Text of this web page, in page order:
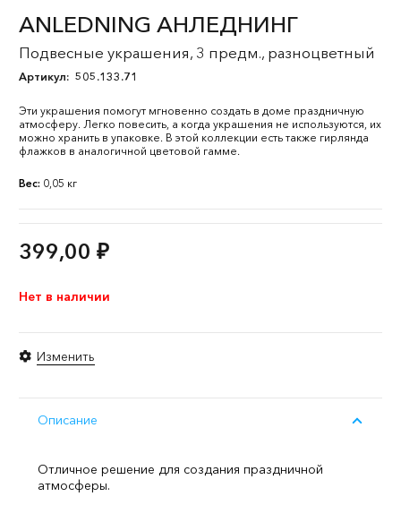
ANLEDNING АНЛЕДНИНГ
Подвесные украшения, 3 предм., разноцветный
Артикул: 505.133.71
Эти украшения помогут мгновенно создать в доме праздничную
атмосферу. Легко повесить, а когда украшения не используются, их
можно хранить в упаковке. В этой коллекции есть также гирлянда
флажков в аналогичной цветовой гамме.
Вес: 0,05 кг
399,00 ₽
Нет в наличии
Изменить
Описание
Отличное решение для создания праздничной
атмосферы.